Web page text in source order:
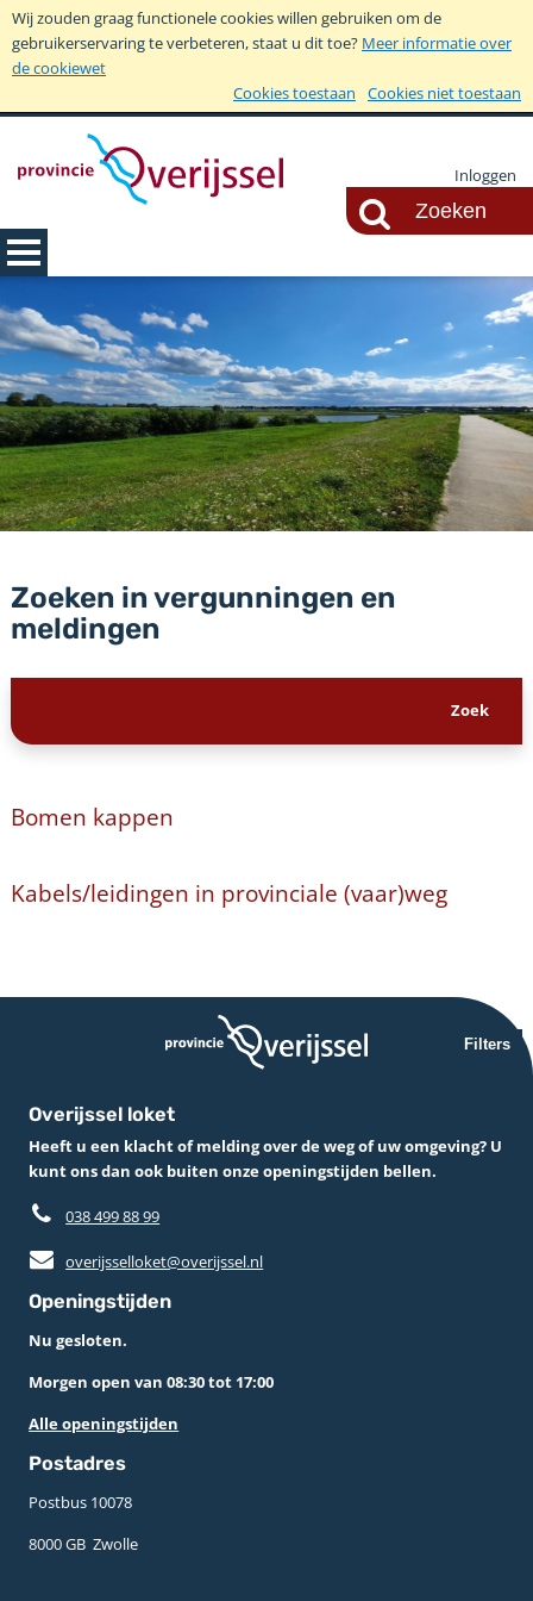
Wij zouden graag functionele cookies willen gebruiken om de
gebruikerservaring te verbeteren, staat u dit toe? Meer informatie over
de cookiewet
Cookies toestaan
Cookies niet toestaan
Inloggen
Zoeken in vergunningen en
meldingen
Bomen kappen
Kabels/leidingen in provinciale (vaar)weg
Filters
Overijssel loket
Heeft u een klacht of melding over de weg of uw omgeving? U
kunt ons dan ook buiten onze openingstijden bellen.
038 499 88 99
overijsselloket@overijssel.nl
Openingstijden
Nu gesloten.
Morgen open van 08:30 tot 17:00
Alle openingstijden
Postadres
Postbus 10078 ­
8000 GB ­ Zwolle